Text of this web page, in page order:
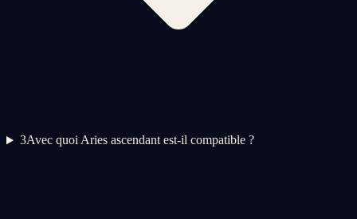
3Avec quoi Aries ascendant est-il compatible ?